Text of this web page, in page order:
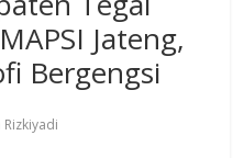
Jateng,
Bergengsi
Rizkiyadi